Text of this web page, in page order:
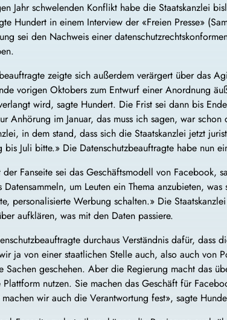
Jahr schwelenden Konflikt habe die Staatskanzlei
Hundert in einem Interview der «Freien Presse»
sei den Nachweis einer
zeigte sich außerdem verärgert über das
vorigen Oktobers zum Entwurf einer Anordnung
wird, sagte Hundert. Die Frist sei dann bis
Anhörung im Januar, das muss ich sagen, war
in dem stand, dass sich die Staatskanzlei jetzt
bis Juli bitte.» Die Datenschutzbeauftragte habe nun
Fanseite sei das Geschäftsmodell von Facebook,
Datensammeln, um Leuten ein Thema anzubieten,
personalisierte Werbung schalten.» Die
aufklären, was mit den Daten passiere.
durchaus Verständnis dafür, dass
ja von einer staatlichen Stelle auch, also auch von
Sachen geschehen. Aber die Regierung macht das
nutzen. Sie machen das Geschäft für
wir auch die Verantwortung fest», sagte